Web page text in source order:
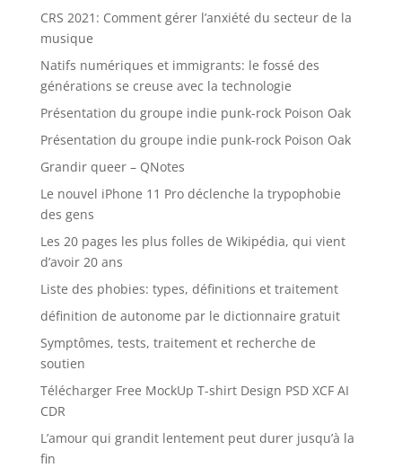
CRS 2021: Comment gérer l’anxiété du secteur de la
musique
Natifs numériques et immigrants: le fossé des
générations se creuse avec la technologie
Présentation du groupe indie punk-rock Poison Oak
Présentation du groupe indie punk-rock Poison Oak
Grandir queer – QNotes
Le nouvel iPhone 11 Pro déclenche la trypophobie
des gens
Les 20 pages les plus folles de Wikipédia, qui vient
d’avoir 20 ans
Liste des phobies: types, définitions et traitement
définition de autonome par le dictionnaire gratuit
Symptômes, tests, traitement et recherche de
soutien
Télécharger Free MockUp T-shirt Design PSD XCF AI
CDR
L’amour qui grandit lentement peut durer jusqu’à la
fin